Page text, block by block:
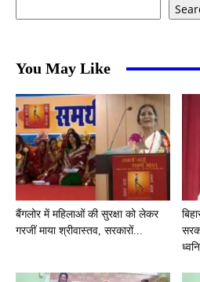
You May Like
बैंगलोर में महिलाओं की सुरक्षा को लेकर
गरजीं माया श्रीवास्तव, सरकारों...